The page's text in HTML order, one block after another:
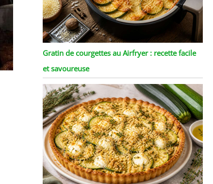
Gratin de courgettes au Airfryer : recette facile
et savoureuse